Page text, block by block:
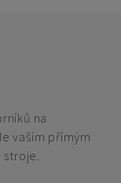
na
vaším přímým
stroje.